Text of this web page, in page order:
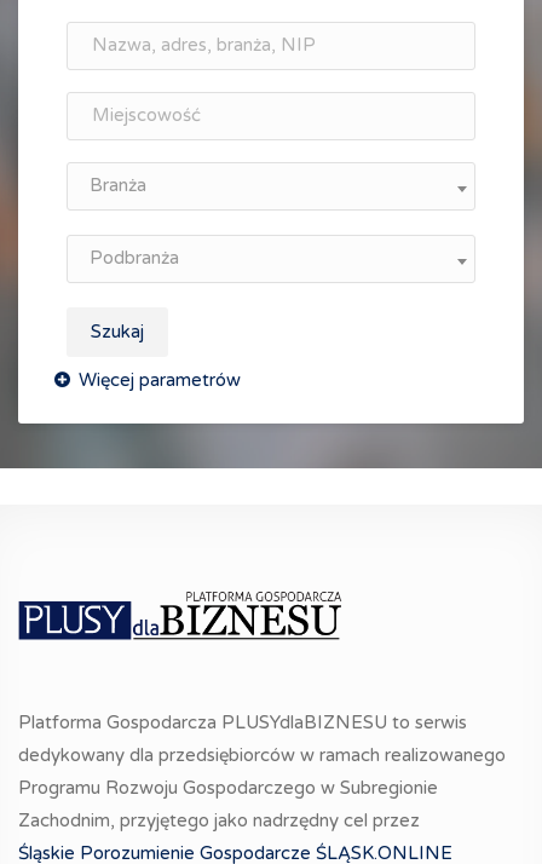
Branża
Podbranża
Szukaj
Platforma Gospodarcza PLUSYdlaBIZNESU to serwis
dedykowany dla przedsiębiorców w ramach realizowanego
Programu Rozwoju Gospodarczego w Subregionie
Zachodnim, przyjętego jako nadrzędny cel przez
Śląskie Porozumienie Gospodarcze ŚLĄSK.ONLINE